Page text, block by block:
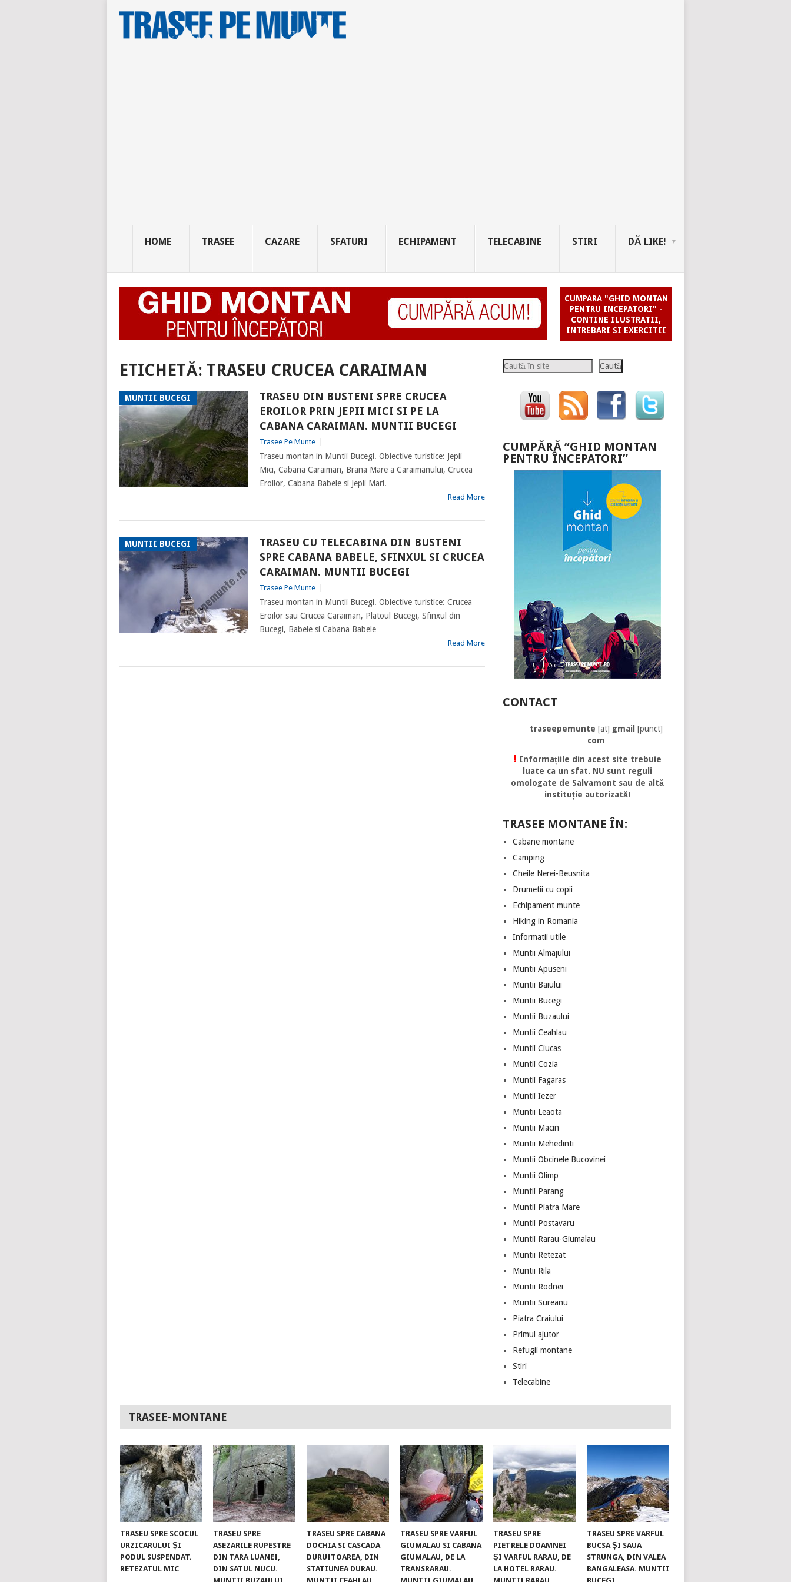
HOME TRASEE CAZARE SFATURI ECHIPAMENT TELECABINE STIRI DĂ LIKE!
CUMPARA "GHID MONTAN
PENTRU INCEPATORI" -
CONTINE ILUSTRATII,
INTREBARI SI EXERCITII
ETICHETĂ: TRASEU CRUCEA CARAIMAN
MUNTII BUCEGI
TRASEU DIN BUSTENI SPRE CRUCEA
EROILOR PRIN JEPII MICI SI PE LA
CABANA CARAIMAN. MUNTII BUCEGI
Trasee Pe Munte
Traseu montan in Muntii Bucegi. Obiective turistice: Jepii
Mici, Cabana Caraiman, Brana Mare a Caraimanului, Crucea
Eroilor, Cabana Babele si Jepii Mari.
Read More
MUNTII BUCEGI
TRASEU CU TELECABINA DIN BUSTENI
SPRE CABANA BABELE, SFINXUL SI CRUCEA
CARAIMAN. MUNTII BUCEGI
Trasee Pe Munte
Traseu montan in Muntii Bucegi. Obiective turistice: Crucea
Eroilor sau Crucea Caraiman, Platoul Bucegi, Sfinxul din
Bucegi, Babele si Cabana Babele
Read More
Caută Caută
CUMPĂRĂ “GHID MONTAN
PENTRU ÎNCEPATORI”
CONTACT
traseepemunte [at] gmail [punct]
com
! Informațiile din acest site trebuie
luate ca un sfat. NU sunt reguli
omologate de Salvamont sau de altă
instituție autorizată!
TRASEE MONTANE ÎN:
Cabane montane
Camping
Cheile Nerei-Beusnita
Drumetii cu copii
Echipament munte
Hiking in Romania
Informatii utile
Muntii Almajului
Muntii Apuseni
Muntii Baiului
Muntii Bucegi
Muntii Buzaului
Muntii Ceahlau
Muntii Ciucas
Muntii Cozia
Muntii Fagaras
Muntii Iezer
Muntii Leaota
Muntii Macin
Muntii Mehedinti
Muntii Obcinele Bucovinei
Muntii Olimp
Muntii Parang
Muntii Piatra Mare
Muntii Postavaru
Muntii Rarau-Giumalau
Muntii Retezat
Muntii Rila
Muntii Rodnei
Muntii Sureanu
Piatra Craiului
Primul ajutor
Refugii montane
Stiri
Telecabine
TRASEE-MONTANE
TRASEU SPRE SCOCUL
URZICARULUI ȘI
PODUL SUSPENDAT.
RETEZATUL MIC
TRASEU SPRE
ASEZARILE RUPESTRE
DIN TARA LUANEI,
DIN SATUL NUCU.
TRASEU SPRE CABANA
DOCHIA SI CASCADA
DURUITOAREA, DIN
STATIUNEA DURAU.
TRASEU SPRE VARFUL
GIUMALAU SI CABANA
GIUMALAU, DE LA
TRANSRARAU.
TRASEU SPRE
PIETRELE DOAMNEI
ȘI VARFUL RARAU, DE
LA HOTEL RARAU.
TRASEU SPRE VARFUL
BUCSA ȘI SAUA
STRUNGA, DIN VALEA
BANGALEASA. MUNTII